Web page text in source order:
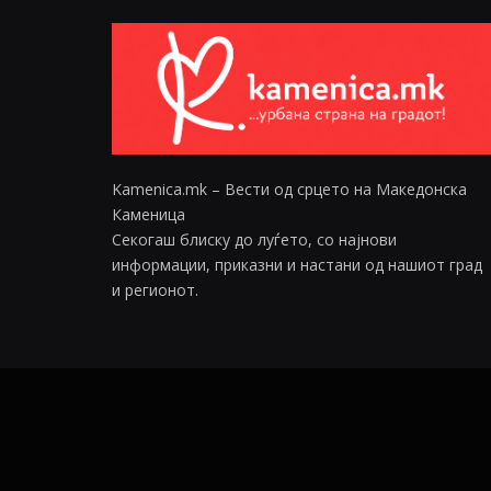
Kamenica.mk – Вести од срцето на Македонска
Каменица
Секогаш блиску до луѓето, со најнови
информации, приказни и настани од нашиот град
и регионот.